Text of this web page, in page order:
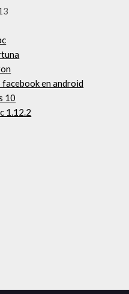
en android
10
1.12.2